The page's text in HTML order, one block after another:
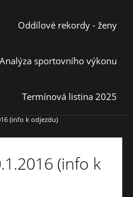
Oddílové rekordy - ženy
Analýza sportovního výkonu
Termínová listina 2025
(info k odjezdu)
(info k